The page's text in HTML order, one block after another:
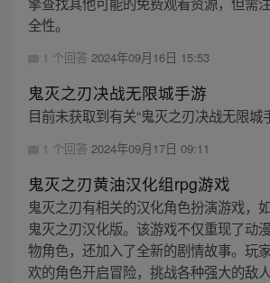
全性。
1 个回答 2024年09月16日 15:53
鬼灭之刃决战无限城手游
目前未获取到有关“鬼灭之刃决战无限城
1 个回答 2024年09月17日 09:11
鬼灭之刃黄油汉化组rpg游戏
鬼灭之刃有相关的汉化角色扮演游戏，
鬼灭之刃汉化版。该游戏不仅重现了动
物角色，还加入了全新的剧情故事。玩
欢的角色开启冒险，挑战各种强大的敌